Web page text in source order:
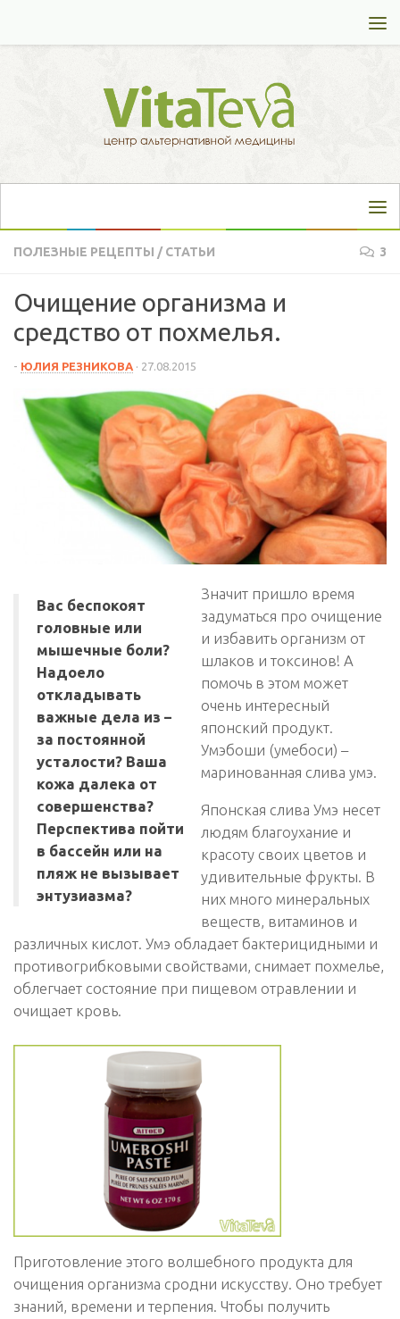
ПОЛЕЗНЫЕ РЕЦЕПТЫ / СТАТЬИ 3
Очищение организма и
средство от похмелья.
- ЮЛИЯ РЕЗНИКОВА · 27.08.2015
Вас беспокоят
головные или
мышечные боли?
Надоело
откладывать
важные дела из –
за постоянной
усталости? Ваша
кожа далека от
совершенства?
Перспектива пойти
в бассейн или на
пляж не вызывает
энтузиазма?
Значит пришло время
задуматься про очищение
и избавить организм от
шлаков и токсинов! А
помочь в этом может
очень интересный
японский продукт.
Умэбоши (умебоси) –
маринованная слива умэ.
Японская слива Умэ несет
людям благоухание и
красоту своих цветов и
удивительные фрукты. В
них много минеральных
веществ, витаминов и
различных кислот. Умэ обладает бактерицидными и
противогрибковыми свойствами, снимает похмелье,
облегчает состояние при пищевом отравлении и
очищает кровь.
Приготовление этого волшебного продукта для
очищения организма сродни искусству. Оно требует
знаний, времени и терпения. Чтобы получить